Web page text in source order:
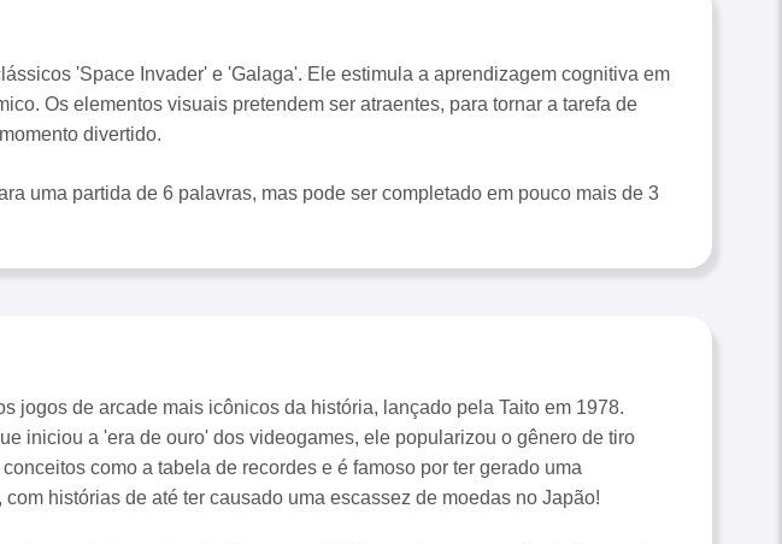
'Space Invader' e 'Galaga'. Ele estimula a aprendizagem cognitiva em
Os elementos visuais pretendem ser atraentes, para tornar a tarefa de
divertido.
uma partida de 6 palavras, mas pode ser completado em pouco mais de 3
jogos de arcade mais icônicos da história, lançado pela Taito em 1978.
iniciou a 'era de ouro' dos videogames, ele popularizou o gênero de tiro
como a tabela de recordes e é famoso por ter gerado uma
histórias de até ter causado uma escassez de moedas no Japão!